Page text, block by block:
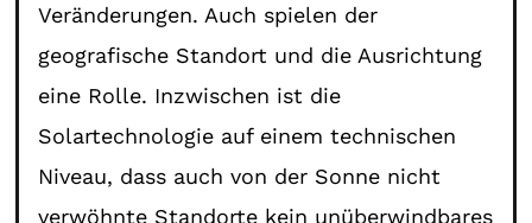
Veränderungen. Auch spielen der
geografische Standort und die Ausrichtung
eine Rolle. Inzwischen ist die
Solartechnologie auf einem technischen
Niveau, dass auch von der Sonne nicht
verwöhnte Standorte kein unüberwindbares